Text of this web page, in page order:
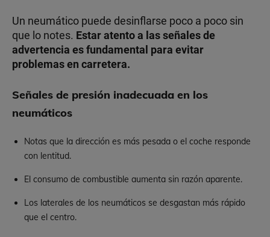
Un neumático puede desinflarse poco a poco sin
que lo notes. Estar atento a las señales de
advertencia es fundamental para evitar
problemas en carretera.
Señales de presión inadecuada en los
neumáticos
Notas que la dirección es más pesada o el coche responde
con lentitud.
El consumo de combustible aumenta sin razón aparente.
Los laterales de los neumáticos se desgastan más rápido
que el centro.